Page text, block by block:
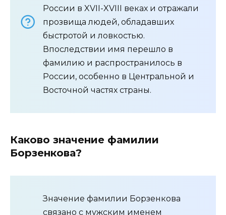
России в XVII-XVIII веках и отражали
прозвища людей, обладавших
быстротой и ловкостью.
Впоследствии имя перешло в
фамилию и распространилось в
России, особенно в Центральной и
Восточной частях страны.
Каково значение фамилии
Борзенкова?
Значение фамилии Борзенкова
связано с мужским именем